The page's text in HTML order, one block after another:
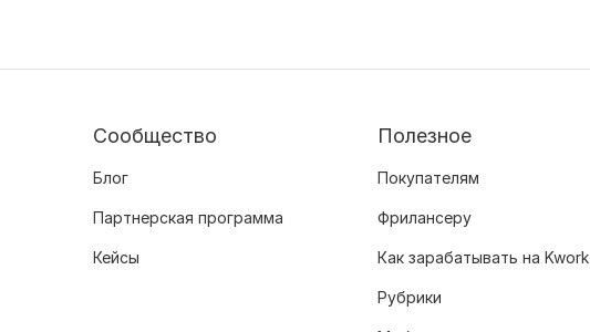
Сообщество
Блог
Партнерская программа
Кейсы
Полезное
Покупателям
Фрилансеру
Как зарабатывать на Kwork
Рубрики